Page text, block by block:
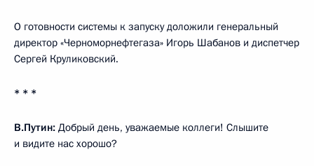
О готовности системы к запуску доложили генеральный
директор «Черноморнефтегаза» Игорь Шабанов и диспетчер
Сергей Круликовский.
* * *
В.Путин: Добрый день, уважаемые коллеги! Слышите
и видите нас хорошо?